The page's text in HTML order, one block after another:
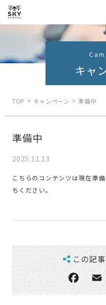
キャ
TOP キャンペーン 準備中
準備中
2025.11.13
こちらのコンテンツは現在準
ちください。
この記